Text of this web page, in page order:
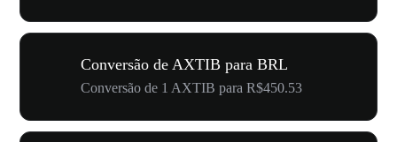
Conversão de AXTIB para BRL
Conversão de 1 AXTIB para R$450.53